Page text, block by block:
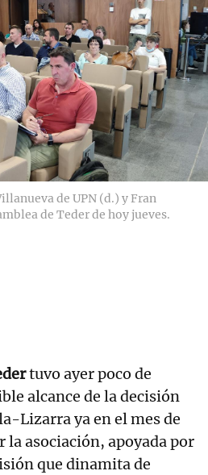
de UPN (d.) y Fran
de Teder de hoy jueves.
tuvo ayer poco de
alcance de la decisión
Lizarra ya en el mes de
la asociación, apoyada por
que dinamita de